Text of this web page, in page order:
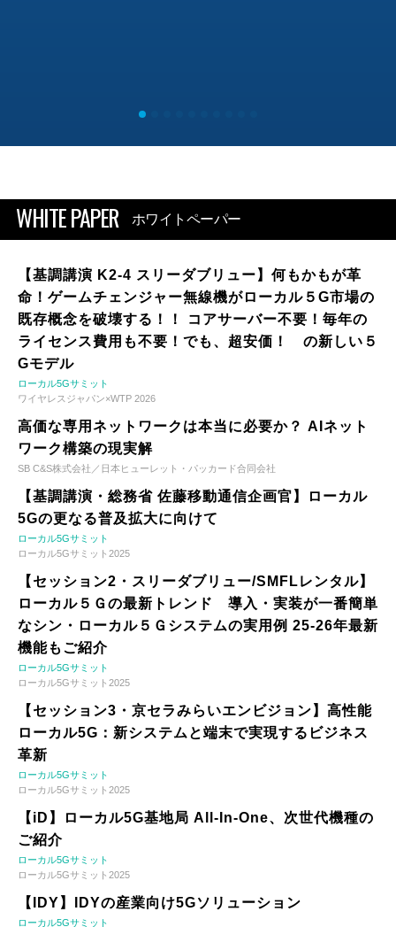
WHITE PAPER ホワイトペーパー
【基調講演 K2-4 スリーダブリュー】何もかもが革
命！ゲームチェンジャー無線機がローカル５G市場の
既存概念を破壊する！！ コアサーバー不要！毎年の
ライセンス費用も不要！でも、超安価！ の新しい５
Gモデル
ローカル5Gサミット
ワイヤレスジャパン×WTP 2026
高価な専用ネットワークは本当に必要か？ AIネット
ワーク構築の現実解
SB C&S株式会社／日本ヒューレット・パッカード合同会社
【基調講演・総務省 佐藤移動通信企画官】ローカル
5Gの更なる普及拡大に向けて
ローカル5Gサミット
ローカル5Gサミット2025
【セッション2・スリーダブリュー/SMFLレンタル】
ローカル５Ｇの最新トレンド 導入・実装が一番簡単
なシン・ローカル５Ｇシステムの実用例 25-26年最新
機能もご紹介
ローカル5Gサミット
ローカル5Gサミット2025
【セッション3・京セラみらいエンビジョン】高性能
ローカル5G：新システムと端末で実現するビジネス
革新
ローカル5Gサミット
ローカル5Gサミット2025
【iD】ローカル5G基地局 All-In-One、次世代機種の
ご紹介
ローカル5Gサミット
ローカル5Gサミット2025
【IDY】IDYの産業向け5Gソリューション
ローカル5Gサミット